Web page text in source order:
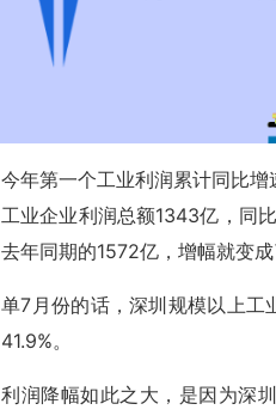
今年第一个工业利润累计同比
工业企业利润总额1343亿，同
去年同期的1572亿，增幅就变
单7月份的话，深圳规模以上
41.9%。
利润降幅如此之大，是因为深